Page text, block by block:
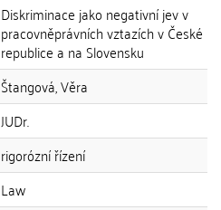
Diskriminace jako negativní jev v
pracovněprávních vztazích v České
republice a na Slovensku
Štangová, Věra
JUDr.
rigorózní řízení
Law